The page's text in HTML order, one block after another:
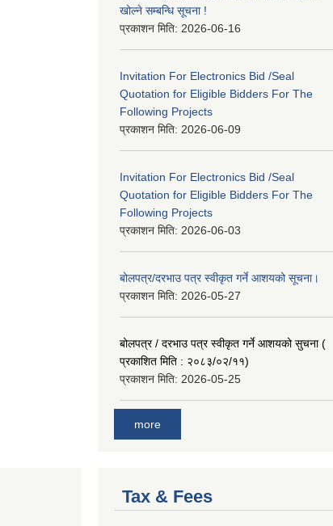
खोल्ने सम्बन्धि सूचना !
प्रकाशन मिति: 2026-06-16
Invitation For Electronics Bid /Seal
Quotation for Eligible Bidders For The
Following Projects
प्रकाशन मिति: 2026-06-09
Invitation For Electronics Bid /Seal
Quotation for Eligible Bidders For The
Following Projects
प्रकाशन मिति: 2026-06-03
बोलपत्र/दरभाउ पत्र स्वीकृत गर्ने आशयको सूचना।
प्रकाशन मिति: 2026-05-27
बोलपत्र / दरभाउ पत्र स्वीकृत गर्ने आशयको सुचना (
प्रकाशित मिति : २०८३/०२/११)
प्रकाशन मिति: 2026-05-25
more
Tax & Fees